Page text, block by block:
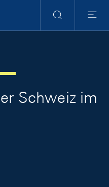
Suche
Menu
Schweiz im